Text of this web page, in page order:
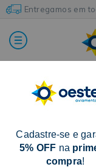
Entregamos em
Home Bordados
Cadastre-se e
5% OFF na
compra!